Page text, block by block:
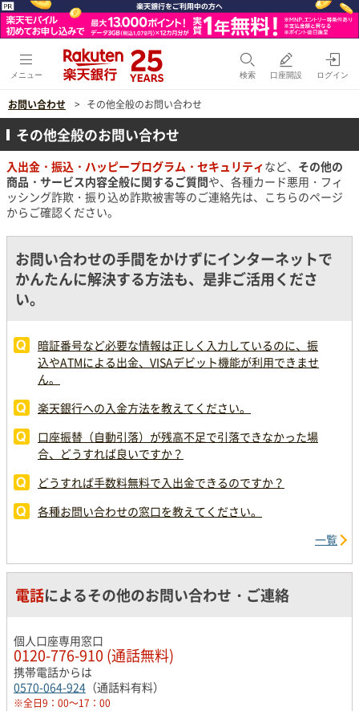
メニュー 検索 口座開設 ログイン
お問い合わせ その他全般のお問い合わせ
その他全般のお問い合わせ
入出金・振込・ハッピープログラム・セキュリティなど、 その他の
商品・サービス内容全般に関するご質問や、各種カード悪用・フィ
ッシング詐欺・振り込め詐欺被害等のご連絡先は、こちらのページ
からご確認ください。
お問い合わせの手間をかけずにインターネットで
かんたんに解決する方法も、是非ご活用くださ
い。
暗証番号など必要な情報は正しく入力しているのに、振
込やATMによる出金、VISAデビット機能が利用できませ
ん。
楽天銀行への入金方法を教えてください。
口座振替（自動引落）が残高不足で引落できなかった場
合、どうすれば良いですか？
どうすれば手数料無料で入出金できるのですか？
各種お問い合わせの窓口を教えてください。
一覧
電話によるその他のお問い合わせ・ご連絡
個人口座専用窓口
0120-776-910 (通話無料)
携帯電話からは
0570-064-924 （通話料有料）
※全日9：00～17：00